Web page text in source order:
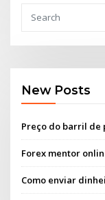
New Posts
Preço do barril de
Forex mentor
Como enviar